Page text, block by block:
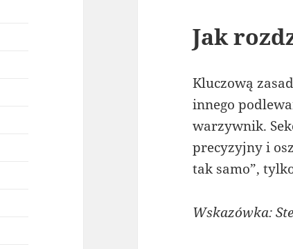
Jak
Kluczową
innego
warzywnik.
precyzyjny i
tak samo”,
Wskazówka: